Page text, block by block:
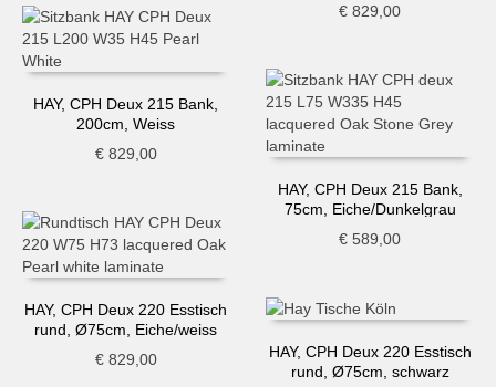
€ 829,00
HAY, CPH Deux 215 Bank,
200cm, Weiss
€829,00
HAY, CPH Deux 215 Bank,
75cm, Eiche/Dunkelgrau
€ 589,00
HAY, CPH Deux 220 Esstisch
rund, Ø75cm, Eiche/weiss
€829,00
HAY, CPH Deux 220 Esstisch
rund, Ø75cm, schwarz